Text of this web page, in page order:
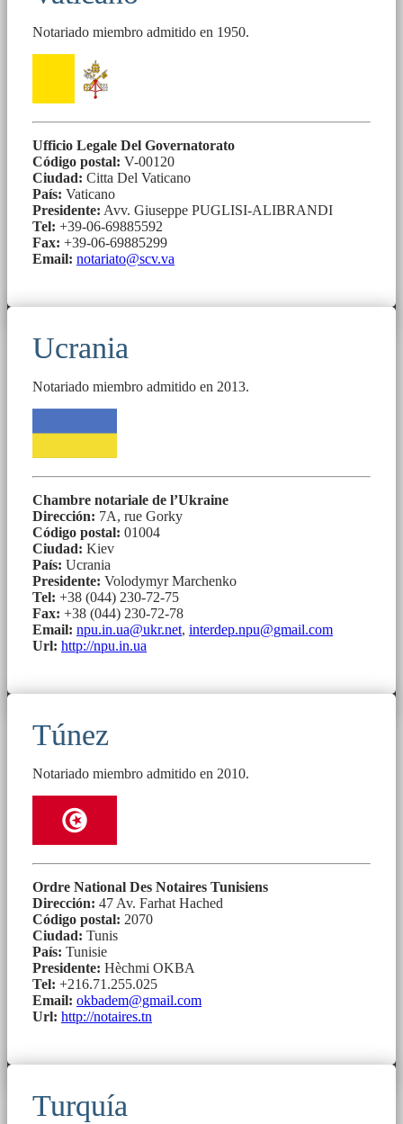
Notariado miembro admitido en 1950.
Ufficio Legale Del Governatorato
Código postal: V-00120
Ciudad: Citta Del Vaticano
País: Vaticano
Presidente: Avv. Giuseppe PUGLISI-ALIBRANDI
Tel: +39-06-69885592
Fax: +39-06-69885299
Email: notariato@scv.va
Ucrania
Notariado miembro admitido en 2013.
Chambre notariale de l’Ukraine
Dirección: 7А, rue Gorky
Código postal: 01004
Ciudad: Kiev
País: Ucrania
Presidente: Volodymyr Marchenko
Tel: +38 (044) 230-72-75
Fax: +38 (044) 230-72-78
Email: npu.in.ua@ukr.net, interdep.npu@gmail.com
Url: http://npu.in.ua
Túnez
Notariado miembro admitido en 2010.
Ordre National Des Notaires Tunisiens
Dirección: 47 Av. Farhat Hached
Código postal: 2070
Ciudad: Tunis
País: Tunisie
Presidente: Hèchmi OKBA
Tel: +216.71.255.025
Email: okbadem@gmail.com
Url: http://notaires.tn
Turquía